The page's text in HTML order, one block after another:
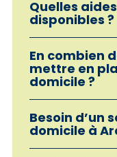
Quelles
disponibles ?
En combien
mettre en
domicile ?
Besoin d’un
domicile à